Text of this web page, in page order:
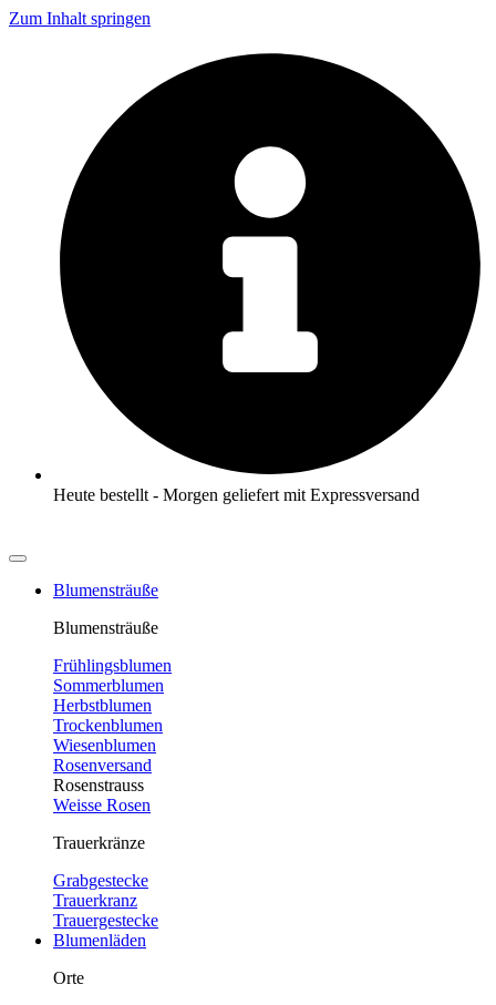
Zum Inhalt springen
Heute bestellt - Morgen geliefert mit Expressversand
Blumensträuße
Blumensträuße
Frühlingsblumen
Sommerblumen
Herbstblumen
Trockenblumen
Wiesenblumen
Rosenversand
Rosenstrauss
Weisse Rosen
Trauerkränze
Grabgestecke
Trauerkranz
Trauergestecke
Blumenläden
Orte